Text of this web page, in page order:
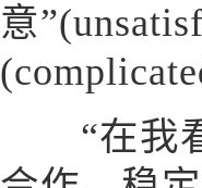
意
“在我看